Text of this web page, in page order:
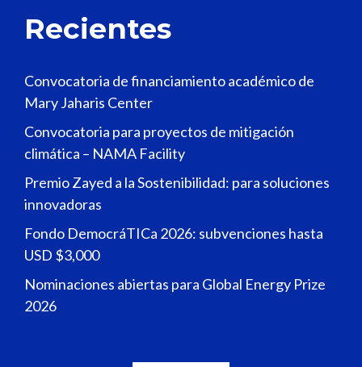
Recientes
Convocatoria de financiamiento académico de
Mary Jaharis Center
Convocatoria para proyectos de mitigación
climática – NAMA Facility
Premio Zayed a la Sostenibilidad: para soluciones
innovadoras
Fondo DemocráTICa 2026: subvenciones hasta
USD $3,000
Nominaciones abiertas para Global Energy Prize
2026